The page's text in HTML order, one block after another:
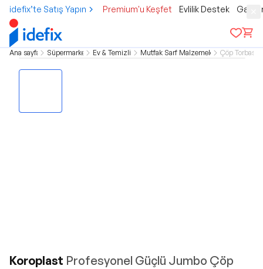
idefix’te Satış Yapın Premium'u Keşfet Evlilik Destek
Ana sayfa Süpermarket Ev & Temizlik Mutfak Sarf Malzemeleri Çöp Torbası
Koroplast Profesyonel Güçlü Jumbo Çöp